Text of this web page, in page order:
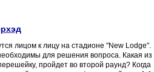
лицом к лицу на стадионе "New Lodge".
для решения вопроса. Какая из
пройдет во второй раунд? Когда